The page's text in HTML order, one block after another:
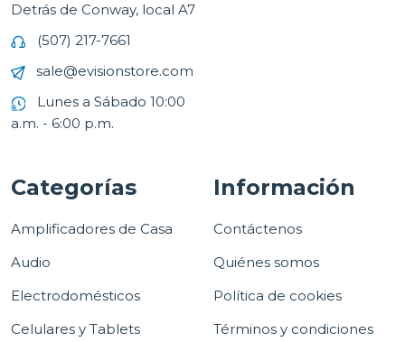
Detrás de Conway, local A7
(507) 217-7661
sale@evisionstore.com
Lunes a Sábado 10:00
a.m. - 6:00 p.m.
Categorías
Amplificadores de Casa
Audio
Electrodomésticos
Celulares y Tablets
Información
Contáctenos
Quiénes somos
Política de cookies
Términos y condiciones